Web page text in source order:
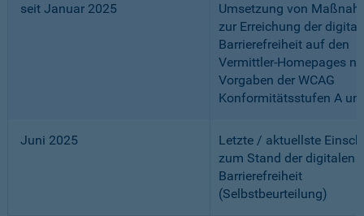
seit Januar 2025
Umsetzung von
zur Erreichung der
Barrierefreiheit auf den
Vermittler-Homepages
Vorgaben der WCAG
Konformitätsstufen A
Juni 2025
Letzte / aktuellste
zum Stand der digitalen
Barrierefreiheit
(Selbstbeurteilung)